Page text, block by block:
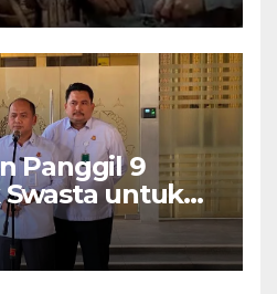
Panggil 9
untuk
Alat Bukti dan
Konstruksi
TPPU yang